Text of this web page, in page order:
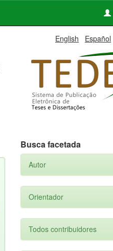
English Español
Busca facetada
Autor
Orientador
Todos contribuidores